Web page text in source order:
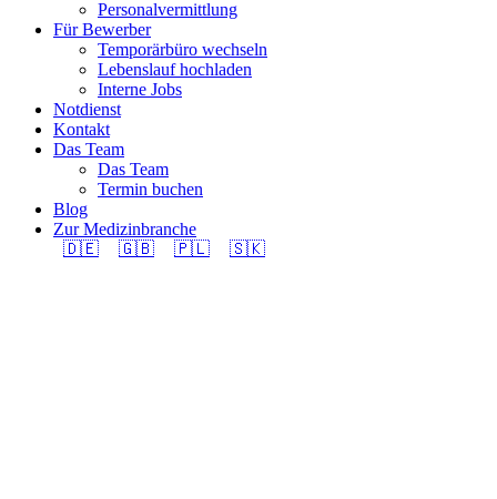
Personalvermittlung
Für Bewerber
Temporärbüro wechseln
Lebenslauf hochladen
Interne Jobs
Notdienst
Kontakt
Das Team
Das Team
Termin buchen
Blog
Zur Medizinbranche
🇩🇪
🇬🇧 🇵🇱 🇸🇰